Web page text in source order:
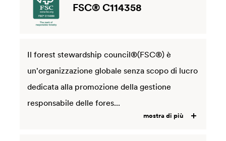
FSC® C114358
Il forest stewardship council®(FSC®) è
un'organizzazione globale senza scopo di lucro
dedicata alla promozione della gestione
responsabile delle fores...
mostra di più